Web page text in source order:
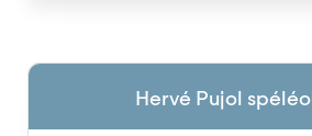
Hervé Pujol